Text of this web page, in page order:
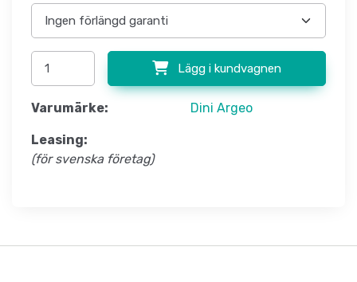
Lägg i kundvagnen
Varumärke: Dini Argeo
Leasing:
(för svenska företag)